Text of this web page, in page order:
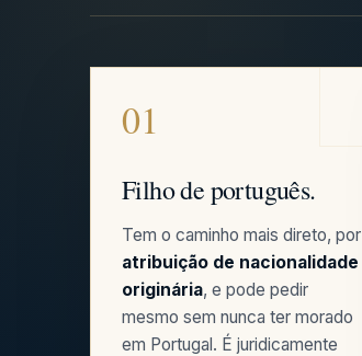
Filho de português.
Tem o caminho mais direto, por
atribuição de nacionalidade
originária, e pode pedir
mesmo sem nunca ter morado
em Portugal. É juridicamente